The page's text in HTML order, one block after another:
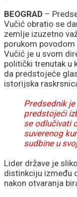
BEOGRAD –
Vučić obratio se
zemlje izuzetno
porukom
Vučić je u svom
politički trenutak u
da predstojeće
istorijska
Predsednik
predstojeći
se odlučivati
suverenog
sudbine u
Lider države je
distinkciju između
nakon otvaranja